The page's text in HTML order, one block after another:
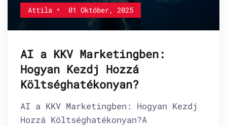
Attila 01 Október, 2025
AI a KKV Marketingben:
Hogyan Kezdj Hozzá
Költséghatékonyan?
AI a KKV Marketingben: Hogyan Kezdj
Hozzá Költséghatékonyan?A